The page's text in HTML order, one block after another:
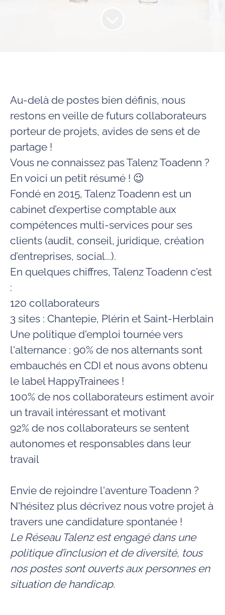
Au-delà de postes bien définis, nous
restons en veille de futurs collaborateurs
porteur de projets, avides de sens et de
partage !
Vous ne connaissez pas Talenz Toadenn ?
En voici un petit résumé ! 😉
Fondé en 2015, Talenz Toadenn est un
cabinet d’expertise comptable aux
compétences multi-services pour ses
clients (audit, conseil, juridique, création
d’entreprises, social...).
En quelques chiffres, Talenz Toadenn c’est
:
120 collaborateurs
3 sites : Chantepie, Plérin et Saint-Herblain
Une politique d'emploi tournée vers
l'alternance : 90% de nos alternants sont
embauchés en CDI et nous avons obtenu
le label HappyTrainees !
100% de nos collaborateurs estiment avoir
un travail intéressant et motivant
92% de nos collaborateurs se sentent
autonomes et responsables dans leur
travail
Envie de rejoindre l'aventure Toadenn ?
N'hésitez plus décrivez nous votre projet à
travers une candidature spontanée !
Le Réseau Talenz est engagé dans une
politique d’inclusion et de diversité, tous
nos postes sont ouverts aux personnes en
situation de handicap.